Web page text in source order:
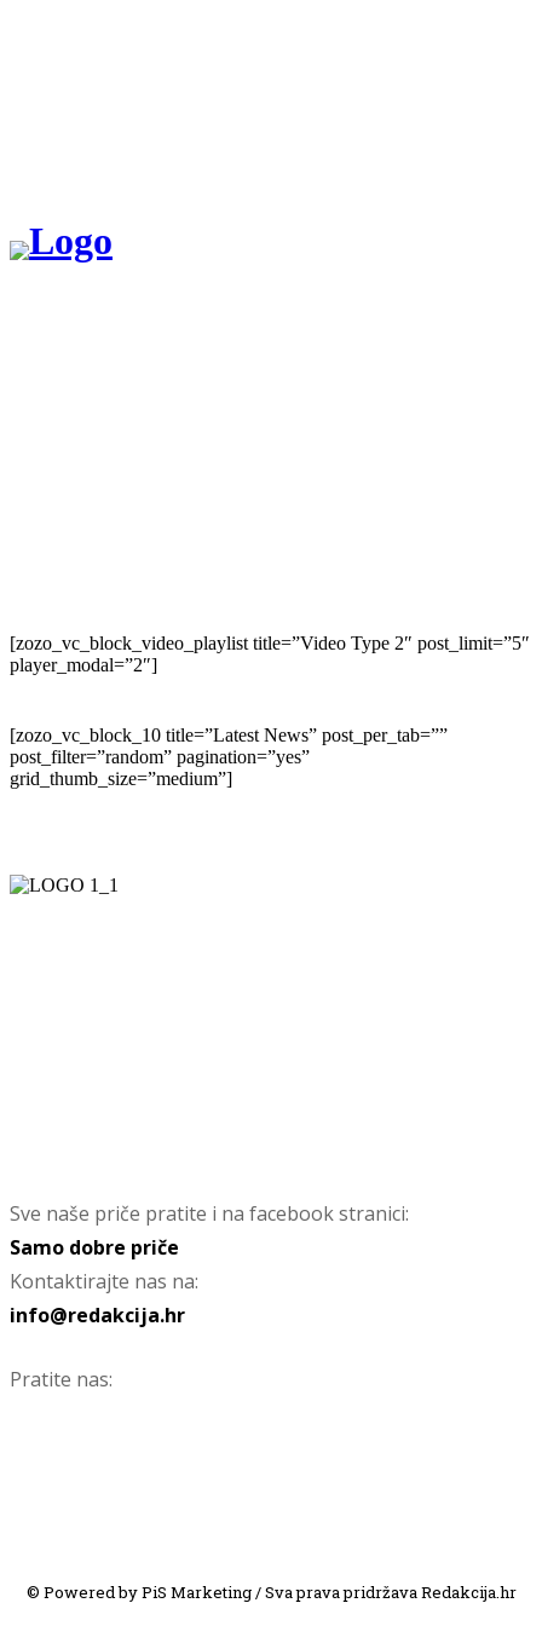
[zozo_vc_block_video_playlist title=”Video Type 2″ post_limit=”5″
player_modal=”2″]
[zozo_vc_block_10 title=”Latest News” post_per_tab=””
post_filter=”random” pagination=”yes”
grid_thumb_size=”medium”]
Sve naše priče pratite i na facebook stranici:
Samo dobre priče
Kontaktirajte nas na:
info@redakcija.hr
Pratite nas:
© Powered by PiS Marketing / Sva prava pridržava Redakcija.hr